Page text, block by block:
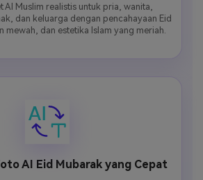
AI Muslim realistis untuk pria, wanita,
dan keluarga dengan pencahayaan Eid
mewah, dan estetika Islam yang meriah.
AI Eid Mubarak yang Cepat